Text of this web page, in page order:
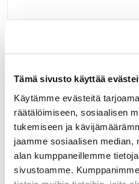
Tämä sivusto käyttää
Käytämme evästeitä
räätälöimiseen, sosiaalisen
tukemiseen ja
jaamme sosiaalisen median,
alan kumppaneillemme
sivustoamme.
Jos teillä ei vielä ole
verkkokauppaamme, niin
mail@helatukku.com
Määrä pakkauksessa: